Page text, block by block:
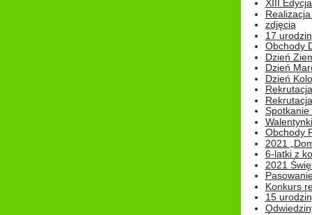
XIII
zdjęcia
17
Obchody
Dzień
Dzień
Dzień
Rekrutacja
Spotkanie
Obchody
2021
6-latki z
2021
Konkurs
15